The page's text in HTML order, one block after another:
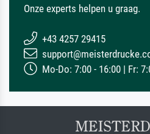
Onze experts helpen u graag.
+43 4257 29415
Mo-Do: 7:00 - 16:00 | Fr: